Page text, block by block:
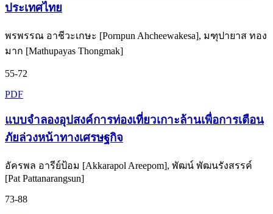
ประเทศไทย
พรพรรณ อาชีวะเกษะ [Pornpun Ahcheewakesa], มฑุปายาส ทอง
มาก [Mathupayas Thongmak]
55-72
PDF
แบบจำลองอุปสงค์การท่องเที่ยวเกาะล้านเพื่อการเตือน
ภัยล่วงหน้าทางเศรษฐกิจ
อัครพล อารีย์ป้อม [Akkarapol Areepom], พัฒน์ พัฒนรังสรรค์
[Pat Pattanarangsun]
73-88